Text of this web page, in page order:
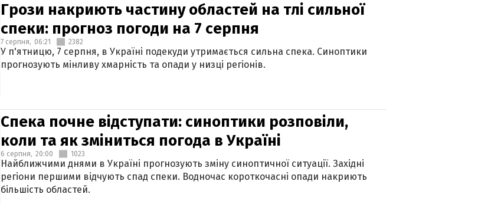
Грози накриють частину областей на тлі сильної
спеки: прогноз погоди на 7 серпня
7 серпня, 06:21 2382
У п'ятницю, 7 серпня, в Україні подекуди утримається сильна спека. Синоптики
прогнозують мінливу хмарність та опади у низці регіонів.
Спека почне відступати: синоптики розповіли,
коли та як зміниться погода в Україні
6 серпня, 20:00 1023
Найближчими днями в Україні прогнозують зміну синоптичної ситуації. Західні
регіони першими відчують спад спеки. Водночас короткочасні опади накриють
більшість областей.